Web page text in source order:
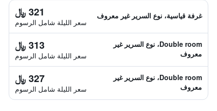
غرفة قياسية، نوع السرير غير معروف 321 ﷼
سعر الليلة شامل الرسوم
Double room، نوع السرير غير
معروف
313 ﷼
سعر الليلة شامل الرسوم
Double room، نوع السرير غير
معروف
327 ﷼
سعر الليلة شامل الرسوم